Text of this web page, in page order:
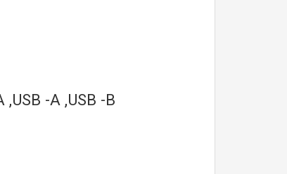
-A ,USB -B